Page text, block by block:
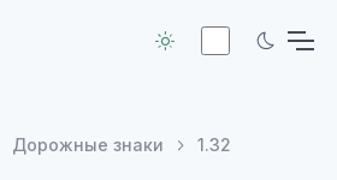
Дорожные знаки 1.32